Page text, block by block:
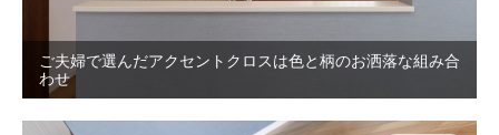
ご夫婦で選んだアクセントクロスは色と柄のお洒落な組み合
わせ